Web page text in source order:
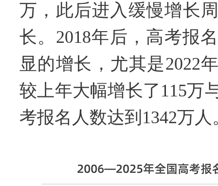
万，此后进入缓慢增长
长。2018年后，高考报
显的增长，尤其是2022
较上年大幅增长了115万
考报名人数达到1342万人